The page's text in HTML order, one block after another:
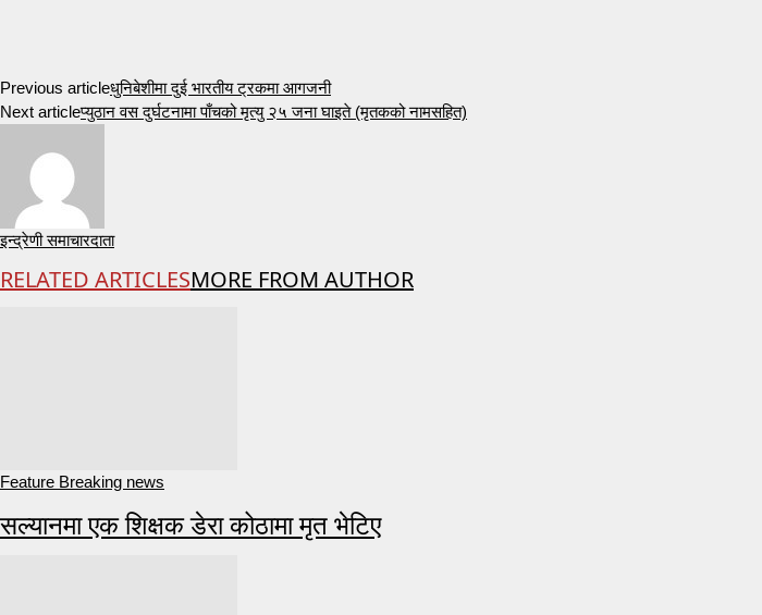
Previous articleधुनिबेशीमा दुई भारतीय ट्रकमा आगजनी
Next articleप्युठान वस दुर्घटनामा पाँचको मृत्यु २५ जना घाइते (मृतकको नामसहित)
इन्द्रेणी समाचारदाता
RELATED ARTICLESMORE FROM AUTHOR
Feature Breaking news
सल्यानमा एक शिक्षक डेरा कोठामा मृत भेटिए